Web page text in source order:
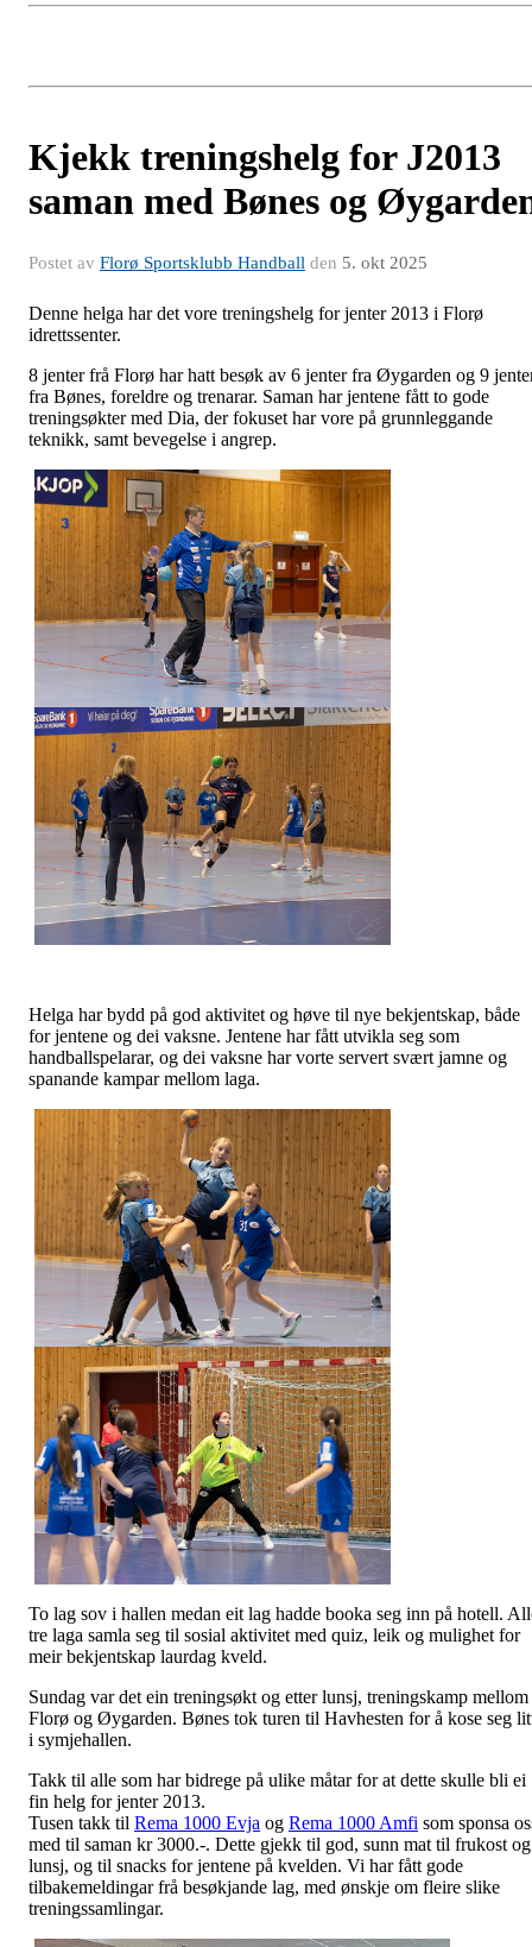
Kjekk treningshelg for J2013
saman med Bønes og
Postet av Florø Sportsklubb Handball den 5. okt 2025
Denne helga har det vore treningshelg for jenter 2013 i Florø
idrettssenter.
8 jenter frå Florø har hatt besøk av 6 jenter fra Øygarden og 9
fra Bønes, foreldre og trenarar. Saman har jentene fått to gode
treningsøkter med Dia, der fokuset har vore på grunnleggande
teknikk, samt bevegelse i angrep.
Helga har bydd på god aktivitet og høve til nye bekjentskap, både
for jentene og dei vaksne. Jentene har fått utvikla seg som
handballspelarar, og dei vaksne har vorte servert svært jamne og
spanande kampar mellom laga.
To lag sov i hallen medan eit lag hadde booka seg inn på hotell.
tre laga samla seg til sosial aktivitet med quiz, leik og mulighet for
meir bekjentskap laurdag kveld.
Sundag var det ein treningsøkt og etter lunsj, treningskamp mellom
Florø og Øygarden. Bønes tok turen til Havhesten for å kose seg
i symjehallen.
Takk til alle som har bidrege på ulike måtar for at dette skulle bli ei
fin helg for jenter 2013.
Tusen takk til Rema 1000 Evja og Rema 1000 Amfi som sponsa
med til saman kr 3000.-. Dette gjekk til god, sunn mat til frukost og
lunsj, og til snacks for jentene på kvelden. Vi har fått gode
tilbakemeldingar frå besøkjande lag, med ønskje om fleire slike
treningssamlingar.